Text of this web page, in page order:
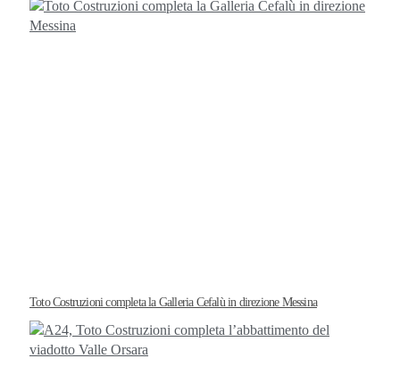
Toto Costruzioni completa la Galleria Cefalù in direzione Messina